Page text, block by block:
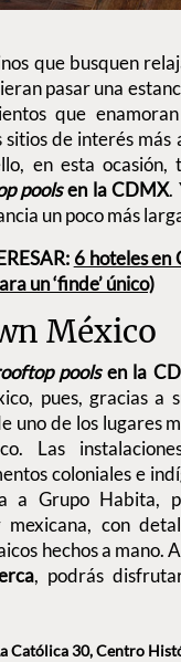
que busquen
pasar una
que
sitios de interés
en esta ocasión,
poolsen la CDMX.
un poco más
6 hoteles en
un ‘finde’ único)
México
poolsen la
pues, gracias a
uno de los lugares
Las
coloniales e
a Grupo Habita,
mexicana, con
hechos a mano.
, podrás
Católica 30, Centro